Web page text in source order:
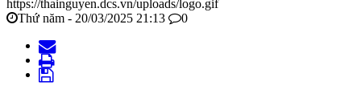
https://thainguyen.dcs.vn/uploads/logo.gif
Thứ năm - 20/03/2025 21:13
0